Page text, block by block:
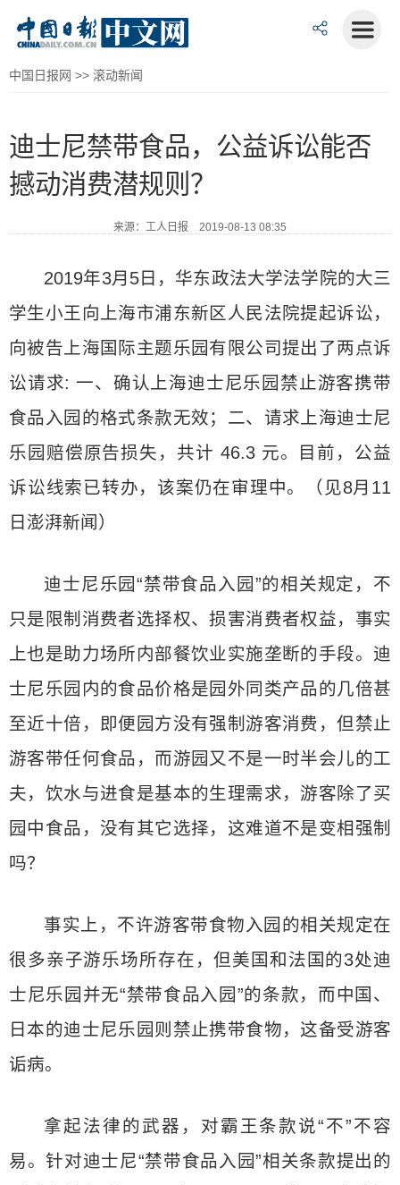
中国日报网 >> 滚动新闻
迪士尼禁带食品，公益诉讼能否
撼动消费潜规则？
来源：工人日报 2019-08-13 08:35
2019年3月5日，华东政法大学法学院的大三
学生小王向上海市浦东新区人民法院提起诉讼，
向被告上海国际主题乐园有限公司提出了两点诉
讼请求: 一、确认上海迪士尼乐园禁止游客携带
食品入园的格式条款无效；二、请求上海迪士尼
乐园赔偿原告损失，共计 46.3 元。目前，公益
诉讼线索已转办，该案仍在审理中。（见8月11
日澎湃新闻）
迪士尼乐园“禁带食品入园”的相关规定，不
只是限制消费者选择权、损害消费者权益，事实
上也是助力场所内部餐饮业实施垄断的手段。迪
士尼乐园内的食品价格是园外同类产品的几倍甚
至近十倍，即便园方没有强制游客消费，但禁止
游客带任何食品，而游园又不是一时半会儿的工
夫，饮水与进食是基本的生理需求，游客除了买
园中食品，没有其它选择，这难道不是变相强制
吗？
事实上，不许游客带食物入园的相关规定在
很多亲子游乐场所存在，但美国和法国的3处迪
士尼乐园并无“禁带食品入园”的条款，而中国、
日本的迪士尼乐园则禁止携带食物，这备受游客
诟病。
拿起法律的武器，对霸王条款说“不”不容
易。针对迪士尼“禁带食品入园”相关条款提出的